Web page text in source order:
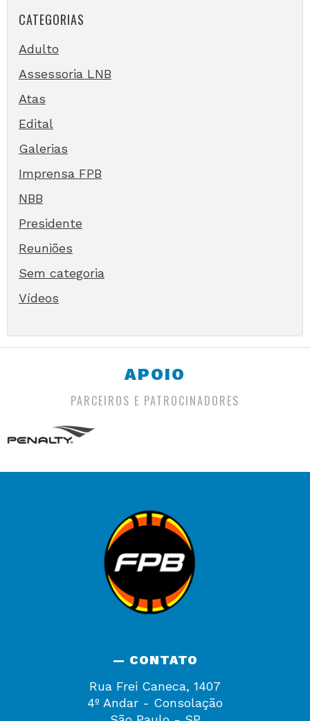
CATEGORIAS
Adulto
Assessoria LNB
Atas
Edital
Galerias
Imprensa FPB
NBB
Presidente
Reuniões
Sem categoria
Vídeos
APOIO
PARCEIROS E PATROCINADORES
— CONTATO
Rua Frei Caneca, 1407
4º Andar - Consolação